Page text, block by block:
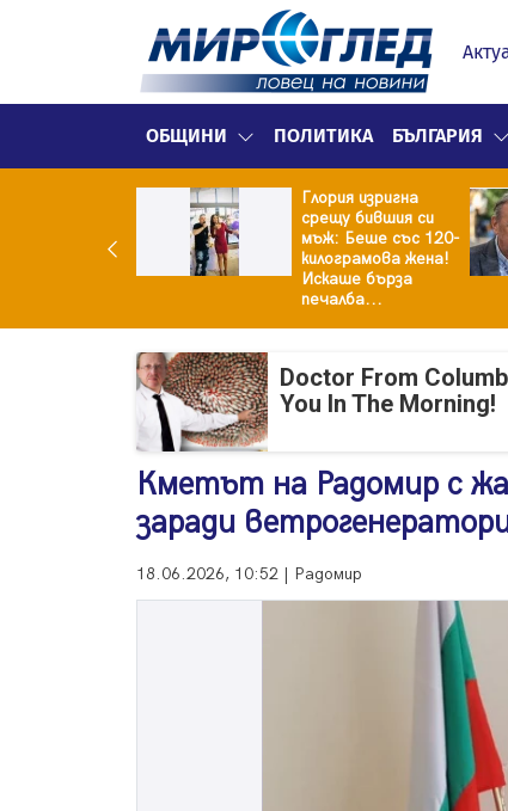
ОБЩИНИ ПОЛИТИКА БЪЛГАРИЯ
Глория изригна
срещу бившия си
мъж: Беше със 120-
килограмова жена!
Искаше бърза
печалба...
Doctor From
You In The Morning!
Кметът на Радомир с
заради
18.06.2026, 10:52 | Радомир